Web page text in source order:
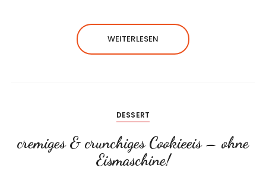
WEITERLESEN
DESSERT
cremiges & crunchiges Cookieeis – ohne
Eismaschine!